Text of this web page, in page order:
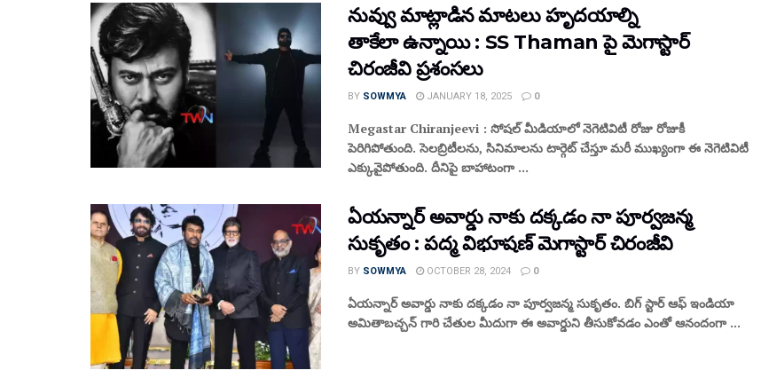
నువ్వు మాట్లాడిన మాటలు హృదయాల్ని
తాకేలా ఉన్నాయి : SS Thaman పై మెగాస్టార్
చిరంజీవి ప్ర‌శంస‌లు
BY SOWMYA JANUARY 18, 2025 0
Megastar Chiranjeevi : సోష‌ల్ మీడియాలో నెగెటివిటీ రోజు రోజుకీ
పెరిగిపోతుంది. సెల‌బ్రిటీల‌ను, సినిమాల‌ను టార్గెట్ చేస్తూ మ‌రీ ముఖ్యంగా ఈ నెగెటివిటీ
ఎక్కువైపోతుంది. దీనిపై బాహాటంగా ...
ఏయన్నార్‌ అవార్డు నాకు దక్కడం నా పూర్వజన్మ
సుకృతం : పద్మ విభూషణ్ మెగాస్టార్ చిరంజీవి
BY SOWMYA OCTOBER 28, 2024 0
ఏయన్నార్‌ అవార్డు నాకు దక్కడం నా పూర్వజన్మ సుకృతం. బిగ్ స్టార్ ఆఫ్ ఇండియా
అమితాబచ్చన్ గారి చేతుల మీదుగా ఈ అవార్డుని తీసుకోవడం ఎంతో ఆనందంగా ...